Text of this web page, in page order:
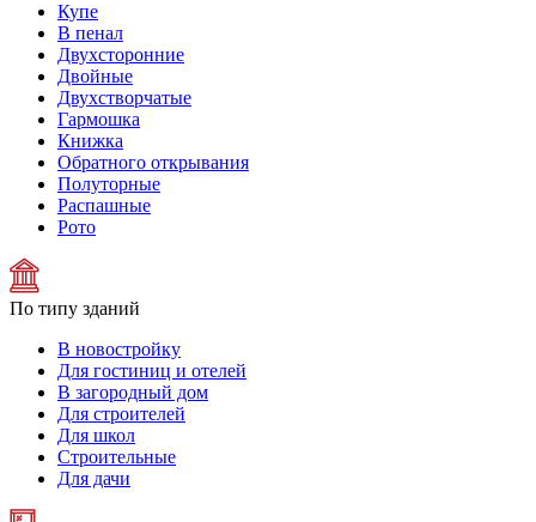
Купе
В пенал
Двухсторонние
Двойные
Двухстворчатые
Гармошка
Книжка
Обратного открывания
Полуторные
Распашные
Рото
По типу зданий
В новостройку
Для гостиниц и отелей
В загородный дом
Для строителей
Для школ
Строительные
Для дачи